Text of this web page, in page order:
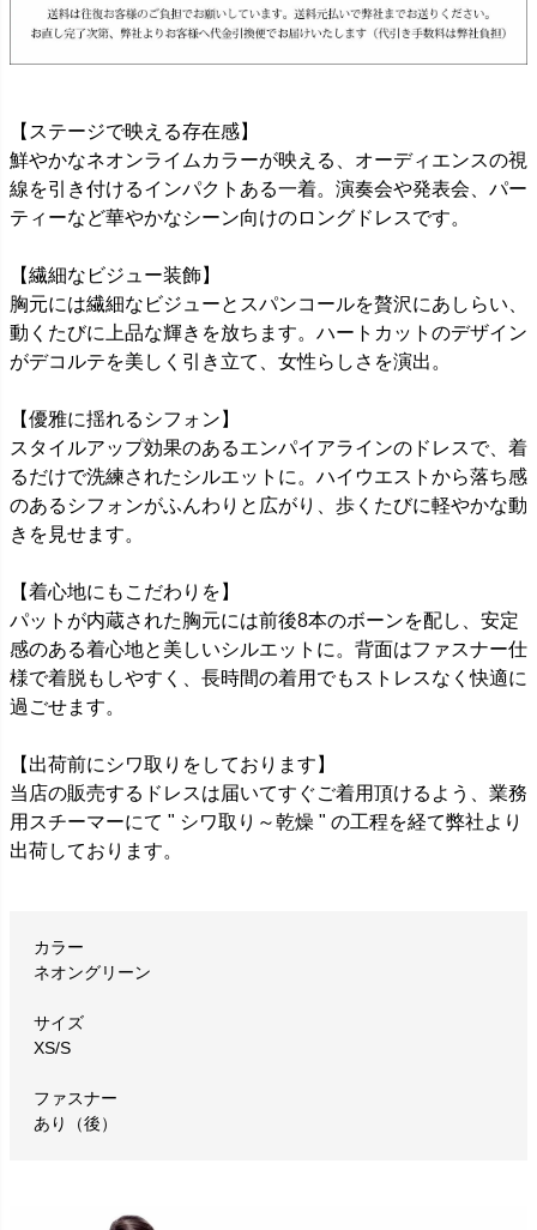
【ステージで映える存在感】
鮮やかなネオンライムカラーが映える、オーディエンスの視
線を引き付けるインパクトある一着。演奏会や発表会、パー
ティーなど華やかなシーン向けのロングドレスです。
【繊細なビジュー装飾】
胸元には繊細なビジューとスパンコールを贅沢にあしらい、
動くたびに上品な輝きを放ちます。ハートカットのデザイン
がデコルテを美しく引き立て、女性らしさを演出。
【優雅に揺れるシフォン】
スタイルアップ効果のあるエンパイアラインのドレスで、着
るだけで洗練されたシルエットに。ハイウエストから落ち感
のあるシフォンがふんわりと広がり、歩くたびに軽やかな動
きを見せます。
【着心地にもこだわりを】
パットが内蔵された胸元には前後8本のボーンを配し、安定
感のある着心地と美しいシルエットに。背面はファスナー仕
様で着脱もしやすく、長時間の着用でもストレスなく快適に
過ごせます。
【出荷前にシワ取りをしております】
当店の販売するドレスは届いてすぐご着用頂けるよう、業務
用スチーマーにて " シワ取り～乾燥 " の工程を経て弊社より
出荷しております。
カラー
ネオングリーン
サイズ
XS/S
ファスナー
あり（後）